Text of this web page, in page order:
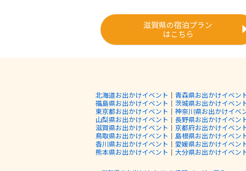
滋賀県の宿泊プラン
はこちら
北海道お出かけイベント ｜ 青森県お出かけイベン
福島県お出かけイベント ｜ 茨城県お出かけイベン
東京都お出かけイベント ｜ 神奈川県お出かけイベ
山梨県お出かけイベント ｜ 長野県お出かけイベン
滋賀県お出かけイベント ｜ 京都府お出かけイベン
鳥取県お出かけイベント ｜ 島根県お出かけイベン
香川県お出かけイベント ｜ 愛媛県お出かけイベン
熊本県お出かけイベント ｜ 大分県お出かけイベン